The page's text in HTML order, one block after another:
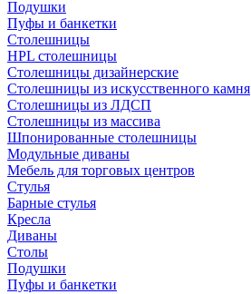
Подушки
Пуфы и банкетки
Столешницы
HPL столешницы
Столешницы дизайнерские
Столешницы из искусственного камня
Столешницы из ЛДСП
Столешницы из массива
Шпонированные столешницы
Модульные диваны
Мебель для торговых центров
Стулья
Барные стулья
Кресла
Диваны
Столы
Подушки
Пуфы и банкетки